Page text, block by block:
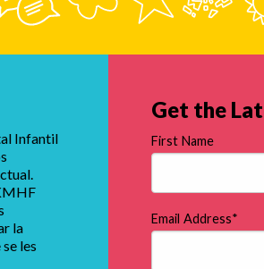
Infantil
la
les
Get the
First Name
Email Address*